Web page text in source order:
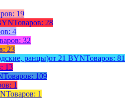
19
Товаров: 28
4
32
23
ранцы)от 21 BYNТоваров: 81
13
Товаров: 109
1
Товаров: 1